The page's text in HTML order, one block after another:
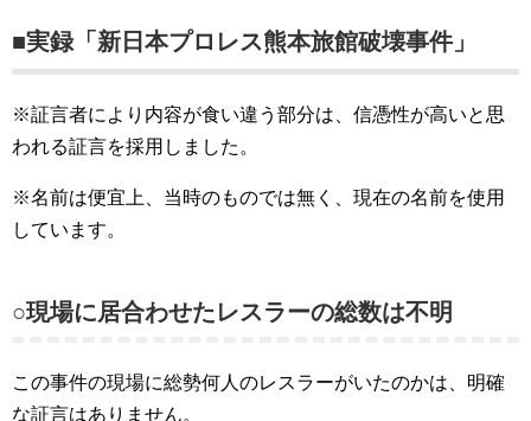
■実録「新日本プロレス熊本旅館破壊事件」
※証言者により内容が食い違う部分は、信憑性が高いと思
われる証言を採用しました。
※名前は便宜上、当時のものでは無く、現在の名前を使用
しています。
○現場に居合わせたレスラーの総数は不明
この事件の現場に総勢何人のレスラーがいたのかは、明確
な証言はありません。